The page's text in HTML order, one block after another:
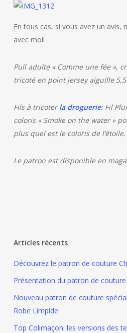
En tous cas, si vous avez un avis,
avec moi!
Pull adulte « Comme une fée »,
tricoté en point jersey aiguille 5,5
Fils à tricoterla droguerie: Fil
coloris « Smoke on the water »
plus quel est le coloris de l’étoile.
Le patron est disponible en
Articles récents
Découvrez le patron de couture
Présentation du patron de
Nouveau patron de couture
Robe Limpide
Top Colimaçon: les versions des